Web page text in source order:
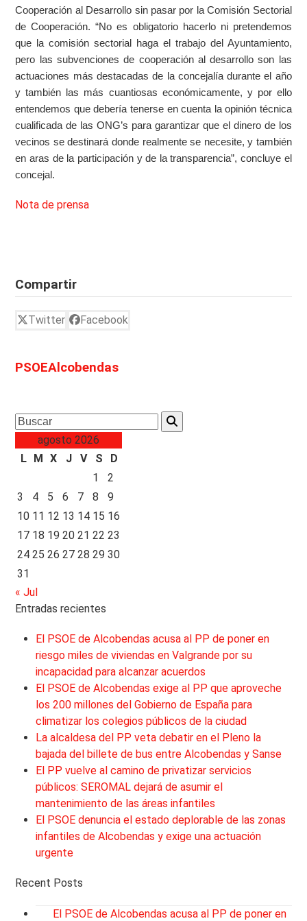
Cooperación al Desarrollo sin pasar por la Comisión Sectorial
de Cooperación. “No es obligatorio hacerlo ni pretendemos
que la comisión sectorial haga el trabajo del Ayuntamiento,
pero las subvenciones de cooperación al desarrollo son las
actuaciones más destacadas de la concejalía durante el año
y también las más cuantiosas económicamente, y por ello
entendemos que debería tenerse en cuenta la opinión técnica
cualificada de las ONG’s para garantizar que el dinero de los
vecinos se destinará donde realmente se necesite, y también
en aras de la participación y de la transparencia”, concluye el
concejal.
Nota de prensa
Compartir
Twitter Facebook
PSOEAlcobendas
Search
agosto 2026
L M X J V S
D
1
2
3
4 5 6 7 8
9
10 11 12 13 14 15 16
17 18 19 20 21 22 23
24 25 26 27 28 29 30
31
« Jul
Entradas recientes
El PSOE de Alcobendas acusa al PP de poner en
riesgo miles de viviendas en Valgrande por su
incapacidad para alcanzar acuerdos
El PSOE de Alcobendas exige al PP que aproveche
los 200 millones del Gobierno de España para
climatizar los colegios públicos de la ciudad
La alcaldesa del PP veta debatir en el Pleno la
bajada del billete de bus entre Alcobendas y Sanse
El PP vuelve al camino de privatizar servicios
públicos: SEROMAL dejará de asumir el
mantenimiento de las áreas infantiles
El PSOE denuncia el estado deplorable de las zonas
infantiles de Alcobendas y exige una actuación
urgente
Recent Posts
El PSOE de Alcobendas acusa al PP de poner en